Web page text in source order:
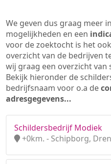
We geven dus graag meer
mogelijkheden en een
voor de zoektocht is het
overzicht van de bedrijven
wij graag een overzicht van
Bekijk hieronder de
bedrijfsnaam voor o.a de
adresgegevens...
Schildersbedrijf Modiek
+0km. - Schipborg,